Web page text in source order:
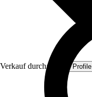
Verkauf durch: Quest Profile